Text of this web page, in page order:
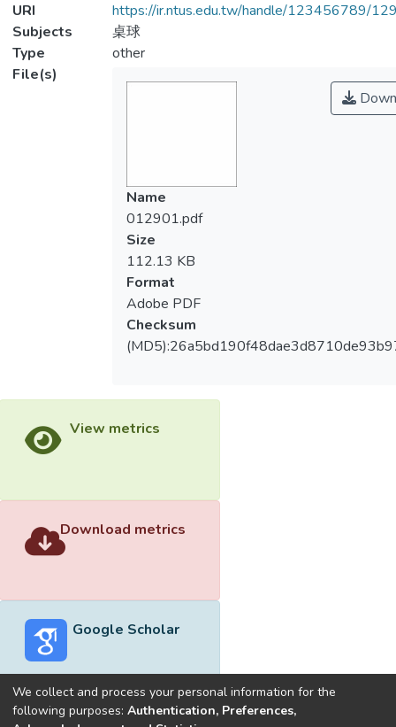
URI
https://ir.ntus.edu.tw/handle/123456789/
Subjects
桌球
Type
other
File(s)
Name
012901.pdf
Size
112.13 KB
Format
Adobe PDF
Checksum
View metrics
Download metrics
Google Scholar
We collect and process your personal information for the
following purposes: Authentication, Preferences,